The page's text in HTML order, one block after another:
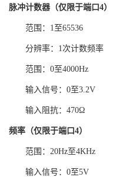
脉冲计数器（仅限于端口4）
范围：1至65536
分辨率：1次计数频率
范围：0至4000Hz
输入信号：0至3.2V
输入阻抗：470Ω
频率（仅限于端口4）
范围：20Hz至4KHz
输入信号：0至5V